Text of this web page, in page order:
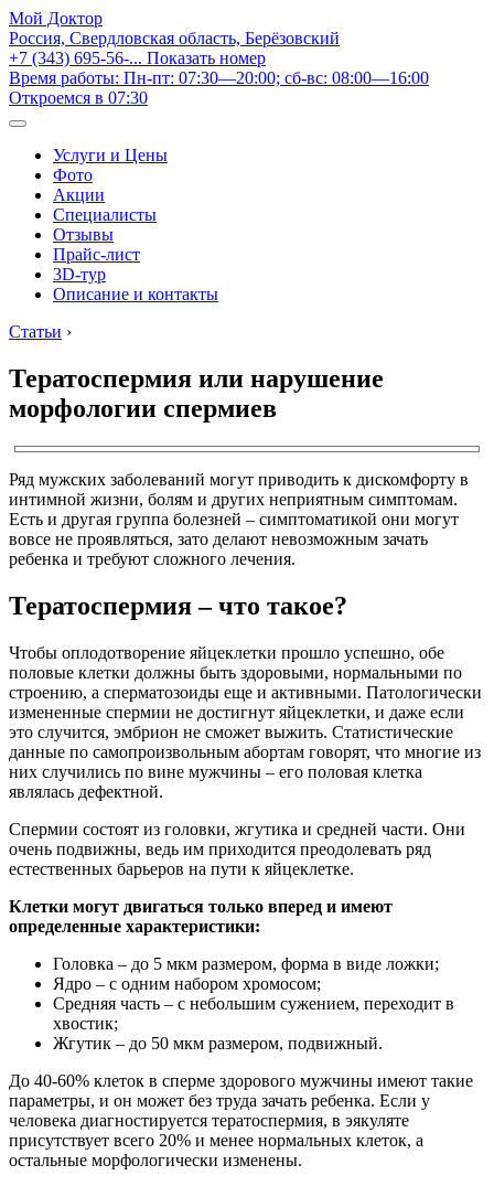
Мой Доктор
Россия, Свердловская область, Берёзовский
+7 (343) 695-56-... Показать номер
Время работы: Пн-пт: 07:30—20:00; сб-вс: 08:00—16:00
Откроемся в 07:30
Услуги и Цены
Фото
Акции
Специалисты
Отзывы
Прайс-лист
3D-тур
Описание и контакты
Статьи ›
Тератоспермия или нарушение
морфологии спермиев
Ряд мужских заболеваний могут приводить к дискомфорту в
интимной жизни, болям и других неприятным симптомам.
Есть и другая группа болезней – симптоматикой они могут
вовсе не проявляться, зато делают невозможным зачать
ребенка и требуют сложного лечения.
Тератоспермия – что такое?
Чтобы оплодотворение яйцеклетки прошло успешно, обе
половые клетки должны быть здоровыми, нормальными по
строению, а сперматозоиды еще и активными. Патологически
измененные спермии не достигнут яйцеклетки, и даже если
это случится, эмбрион не сможет выжить. Статистические
данные по самопроизвольным абортам говорят, что многие из
них случились по вине мужчины – его половая клетка
являлась дефектной.
Спермии состоят из головки, жгутика и средней части. Они
очень подвижны, ведь им приходится преодолевать ряд
естественных барьеров на пути к яйцеклетке.
Клетки могут двигаться только вперед и имеют
определенные характеристики:
Головка – до 5 мкм размером, форма в виде ложки;
Ядро – с одним набором хромосом;
Средняя часть – с небольшим сужением, переходит в
хвостик;
Жгутик – до 50 мкм размером, подвижный.
До 40-60% клеток в сперме здорового мужчины имеют такие
параметры, и он может без труда зачать ребенка. Если у
человека диагностируется тератоспермия, в эякуляте
присутствует всего 20% и менее нормальных клеток, а
остальные морфологически изменены.